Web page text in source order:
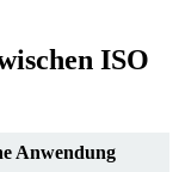
ISO
Anwendung